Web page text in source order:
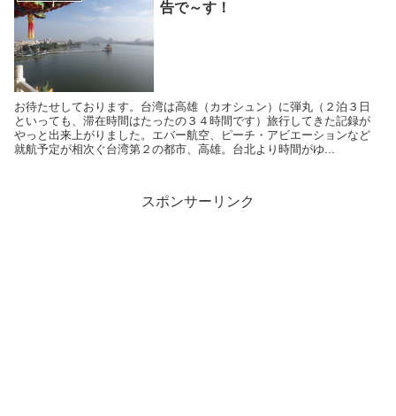
告で～す！
お待たせしております。台湾は高雄（カオシュン）に弾丸（２泊３日
といっても、滞在時間はたったの３４時間です）旅行してきた記録が
やっと出来上がりました。エバー航空、ピーチ・アビエーションなど
就航予定が相次ぐ台湾第２の都市、高雄。台北より時間がゆ...
スポンサーリンク